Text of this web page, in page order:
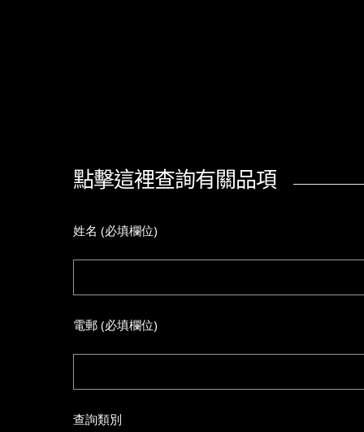
點擊這裡查詢有關品項
姓名 (必填欄位)
電郵 (必填欄位)
查詢類別